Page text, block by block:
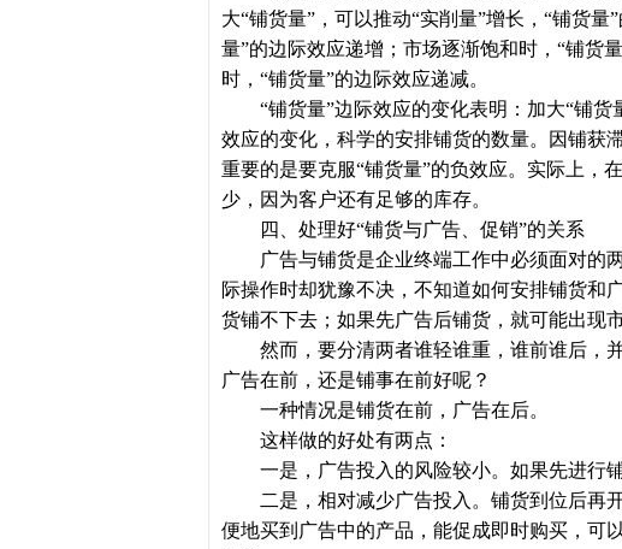
大“铺货量”，可以推动“实削量”增长，“铺货
量”的边际效应递增；市场逐渐饱和时，“铺货
时，“铺货量”的边际效应递减。
“铺货量”边际效应的变化表明：加大“铺货
效应的变化，科学的安排铺货的数量。因铺获
重要的是要克服“铺货量”的负效应。实际上，
少，因为客户还有足够的库存。
四、处理好“铺货与广告、促销”的关系
广告与铺货是企业终端工作中必须面对的两
际操作时却犹豫不决，不知道如何安排铺货和
货铺不下去；如果先广告后铺货，就可能出现
然而，要分清两者谁轻谁重，谁前谁后，并
广告在前，还是铺事在前好呢？
一种情况是铺货在前，广告在后。
这样做的好处有两点：
一是，广告投入的风险较小。如果先进行铺
二是，相对减少广告投入。铺货到位后再开
便地买到广告中的产品，能促成即时购买，可